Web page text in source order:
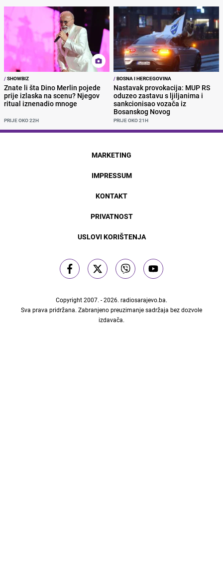
/SHOWBIZ
Znate li šta Dino Merlin pojede
prije izlaska na scenu? Njegov
ritual iznenadio mnoge
PRIJE OKO 22H
/BOSNA I HERCEGOVINA
Nastavak provokacija: MUP RS
oduzeo zastavu s ljiljanima i
sankcionisao vozača iz
Bosanskog Novog
PRIJE OKO 21H
MARKETING
IMPRESSUM
KONTAKT
PRIVATNOST
USLOVI KORIŠTENJA
Copyright 2007. - 2026. radiosarajevo.ba.
Sva prava pridržana. Zabranjeno preuzimanje sadržaja bez dozvole
izdavača.